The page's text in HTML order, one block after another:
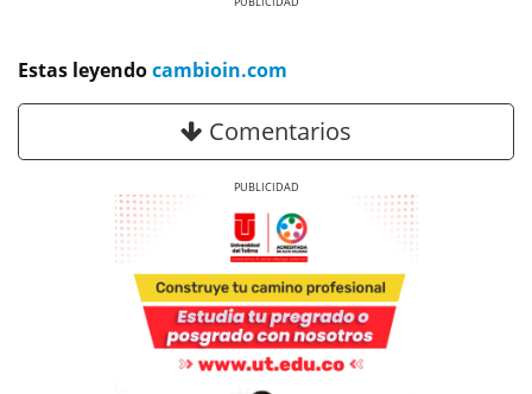
Estas leyendocambioin.com
Comentarios